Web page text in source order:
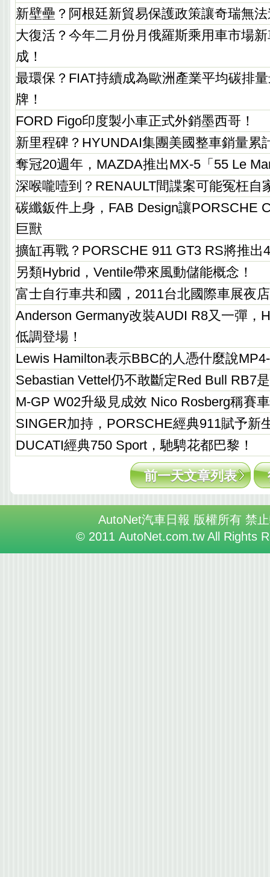
新壁壘？阿根廷新貿易保護政策讓奇瑞無
大復活？今年二月份月俄羅斯乘用車市場
成！
最環保？FIAT持續成為歐洲產業平均碳排
牌！
FORD Figo印度製小車正式外銷墨西哥！
新里程碑？HYUNDAI集團美國整車銷量累
奪冠20週年，MAZDA推出MX-5「55 Le
深喉嚨噎到？RENAULT間諜案可能冤枉自
碳纖鈑件上身，FAB Design讓PORSCHE
巨獸
擴缸再戰？PORSCHE 911 GT3 RS將推出
另類Hybrid，Ventile帶來風動儲能概念！
富士自行車共和國，2011台北國際車展夜
Anderson Germany改裝AUDI R8又一彈，
低調登場！
Lewis Hamilton表示BBC的人憑什麼說
Sebastian Vettel仍不敢斷定Red Bull RB7
M-GP W02升級見成效 Nico Rosberg稱賽
SINGER加持，PORSCHE經典911賦予新
DUCATI經典750 Sport，馳騁花都巴黎！
前一天文章列表
AutoNet汽車日報 版權所有 禁
© 2011 AutoNet.com.tw All Rights